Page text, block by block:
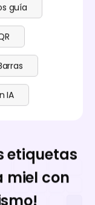
guía
IA
etiquetas
miel con